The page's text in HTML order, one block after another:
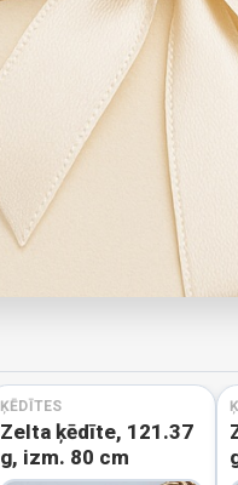
ĶĒDĪTES
Zelta ķēdīte, 121.37
g, izm. 80 cm